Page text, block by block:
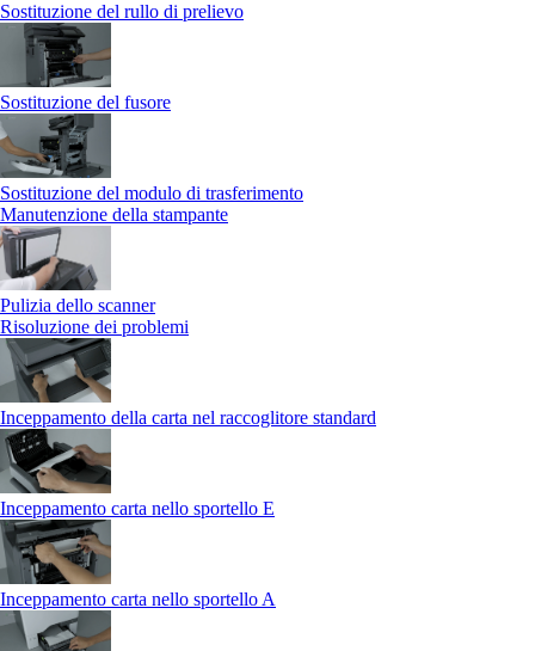
Sostituzione del rullo di prelievo
Sostituzione del fusore
Sostituzione del modulo di trasferimento
Manutenzione della stampante
Pulizia dello scanner
Risoluzione dei problemi
Inceppamento della carta nel raccoglitore standard
Inceppamento carta nello sportello E
Inceppamento carta nello sportello A